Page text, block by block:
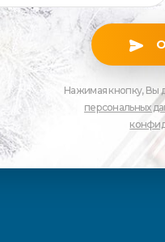
Нажимая кнопку, Вы
персональных